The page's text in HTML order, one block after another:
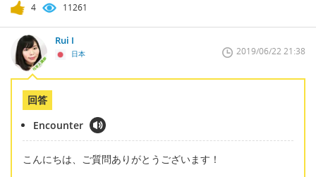
4 11261
Rui I
日本 2019/06/22 21:38
回答
Encounter
こんにちは、ご質問ありがとうございます！